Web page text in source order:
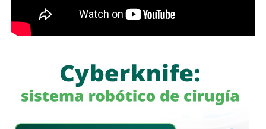
más integral al paciente y a su familia con
neuropsicología .
Enséñale a tu cerebro quién manda
cargo del experto internacional en neurociencias,
Jaime Eduardo Calixto
, orientada a sensibilizar a la
población sobre la importancia de atender la salud mental